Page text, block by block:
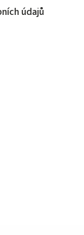
údajů